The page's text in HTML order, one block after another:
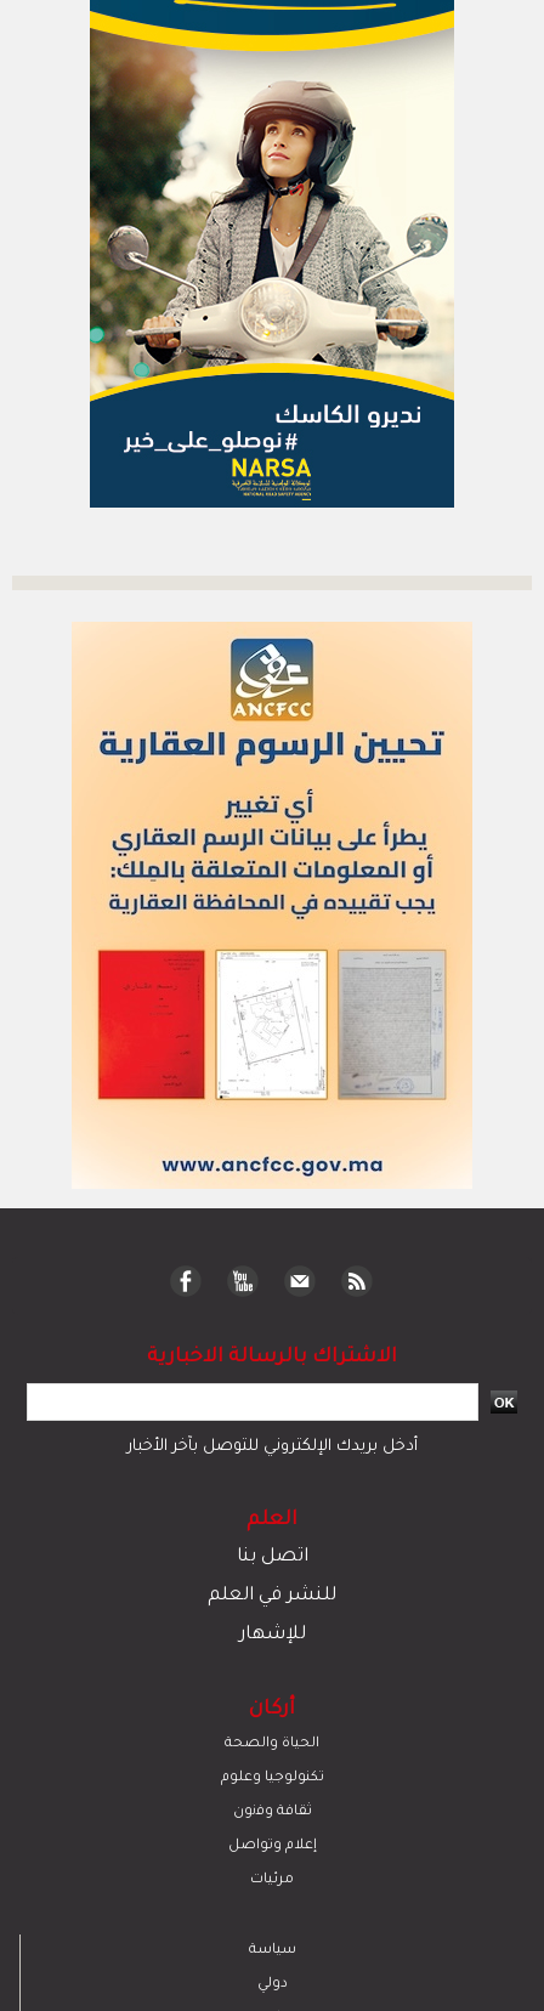
الاشتراك بالرسالة الاخبارية
أدخل بريدك الإلكتروني للتوصل بآخر الأخبار
العلم
اتصل بنا
للنشر في العلم
للإشهار
أركان
الحياة والصحة
تكنولوجيا وعلوم
ﺛﻘﺎﻓﺔ وﻓﻧون
إعلام وتواصل
مرئيات
سياسة
دولي